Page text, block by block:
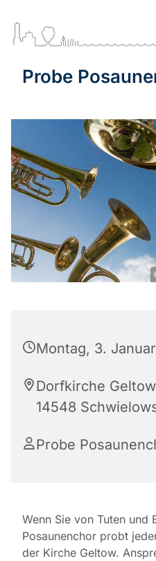
Probe
Montag, 3.
Dorfkirche
14548
Probe
Wenn Sie von Tuten und
Posaunenchor probt
der Kirche Geltow.